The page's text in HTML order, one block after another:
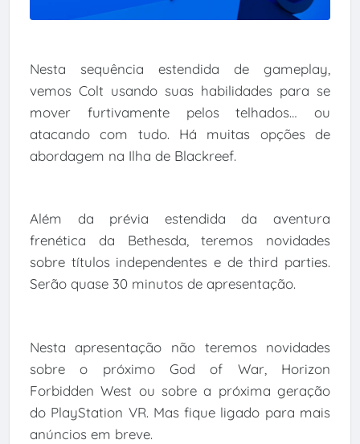
Nesta sequência estendida de gameplay,
vemos Colt usando suas habilidades para se
mover furtivamente pelos telhados… ou
atacando com tudo. Há muitas opções de
abordagem na Ilha de Blackreef.
Além da prévia estendida da aventura
frenética da Bethesda, teremos novidades
sobre títulos independentes e de third parties.
Serão quase 30 minutos de apresentação.
Nesta apresentação não teremos novidades
sobre o próximo God of War, Horizon
Forbidden West ou sobre a próxima geração
do PlayStation VR. Mas fique ligado para mais
anúncios em breve.